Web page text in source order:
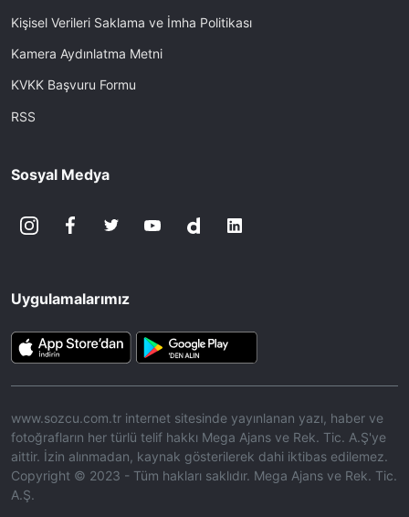
Kişisel Verileri Saklama ve İmha Politikası
Kamera Aydınlatma Metni
KVKK Başvuru Formu
RSS
Sosyal Medya
Uygulamalarımız
www.sozcu.com.tr internet sitesinde yayınlanan yazı, haber ve
fotoğrafların her türlü telif hakkı Mega Ajans ve Rek. Tic. A.Ş'ye
aittir. İzin alınmadan, kaynak gösterilerek dahi iktibas edilemez.
Copyright © 2023 - Tüm hakları saklıdır. Mega Ajans ve Rek. Tic.
A.Ş.